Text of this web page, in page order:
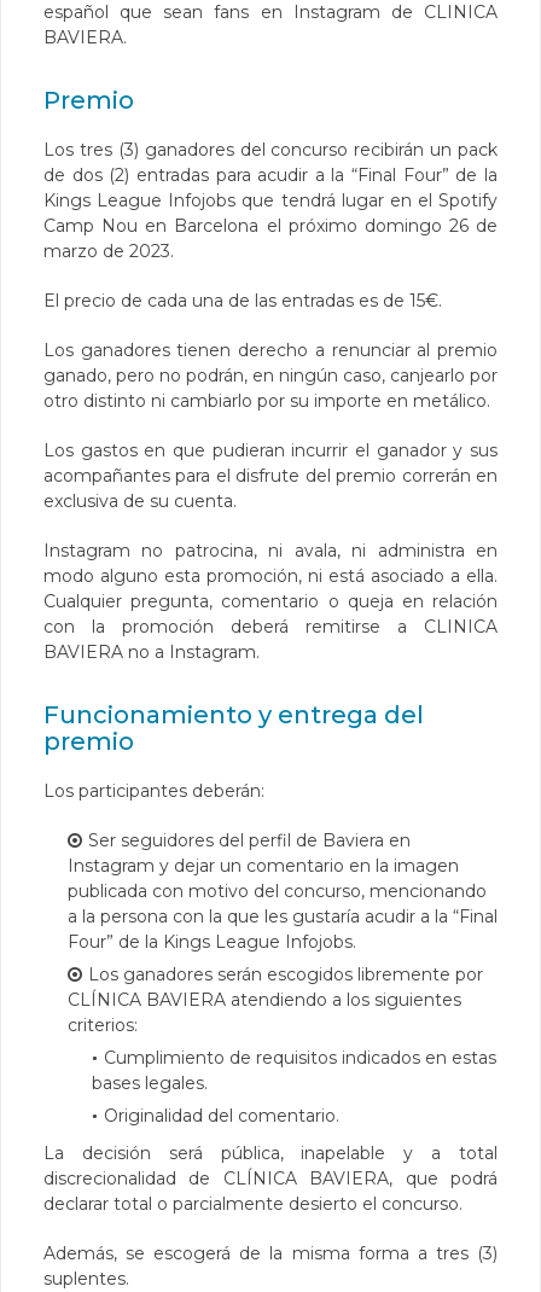
español que sean fans en Instagram de CLINICA
BAVIERA.
Premio
Los tres (3) ganadores del concurso recibirán un pack
de dos (2) entradas para acudir a la “Final Four” de la
Kings League Infojobs que tendrá lugar en el Spotify
Camp Nou en Barcelona el próximo domingo 26 de
marzo de 2023.
El precio de cada una de las entradas es de 15€.
Los ganadores tienen derecho a renunciar al premio
ganado, pero no podrán, en ningún caso, canjearlo por
otro distinto ni cambiarlo por su importe en metálico.
Los gastos en que pudieran incurrir el ganador y sus
acompañantes para el disfrute del premio correrán en
exclusiva de su cuenta.
Instagram no patrocina, ni avala, ni administra en
modo alguno esta promoción, ni está asociado a ella.
Cualquier pregunta, comentario o queja en relación
con la promoción deberá remitirse a CLINICA
BAVIERA no a Instagram.
Funcionamiento y entrega del
premio
Los participantes deberán:
Ser seguidores del perfil de Baviera en
Instagram y dejar un comentario en la imagen
publicada con motivo del concurso, mencionando
a la persona con la que les gustaría acudir a la “Final
Four” de la Kings League Infojobs.
Los ganadores serán escogidos libremente por
CLÍNICA BAVIERA atendiendo a los siguientes
criterios:
Cumplimiento de requisitos indicados en estas
bases legales.
Originalidad del comentario.
La decisión será pública, inapelable y a total
discrecionalidad de CLÍNICA BAVIERA, que podrá
declarar total o parcialmente desierto el concurso.
Además, se escogerá de la misma forma a tres (3)
suplentes.